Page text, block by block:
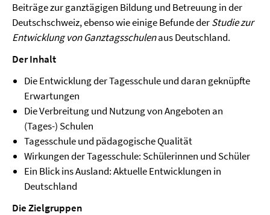
Beiträge zur ganztägigen Bildung und Betreuung in der
Deutschschweiz, ebenso wie einige Befunde derStudie zur
Entwicklung von Ganztagsschulenaus Deutschland.
Der Inhalt
Die Entwicklung der Tagesschule und daran geknüpfte
Erwartungen
Die Verbreitung und Nutzung von Angeboten an
(Tages-) Schulen
Tagesschule und pädagogische Qualität
Wirkungen der Tagesschule: Schülerinnen und Schüler
Ein Blick ins Ausland: Aktuelle Entwicklungen in
Deutschland
Die Zielgruppen